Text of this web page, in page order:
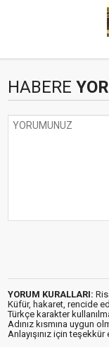
HABERE
YORUM KURALLARI:
Küfür, hakaret, rencide
Türkçe karakter
Adınız kısmına uygun
Anlayışınız için teşekkür